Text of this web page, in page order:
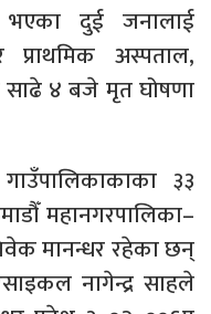
भएका दुई जनालाई
प्राथमिक अस्पताल,
४ बजे मृत घोषणा
३३
महानगरपालिका–
मानन्धर रहेका छन्
नागेन्द्र साहले